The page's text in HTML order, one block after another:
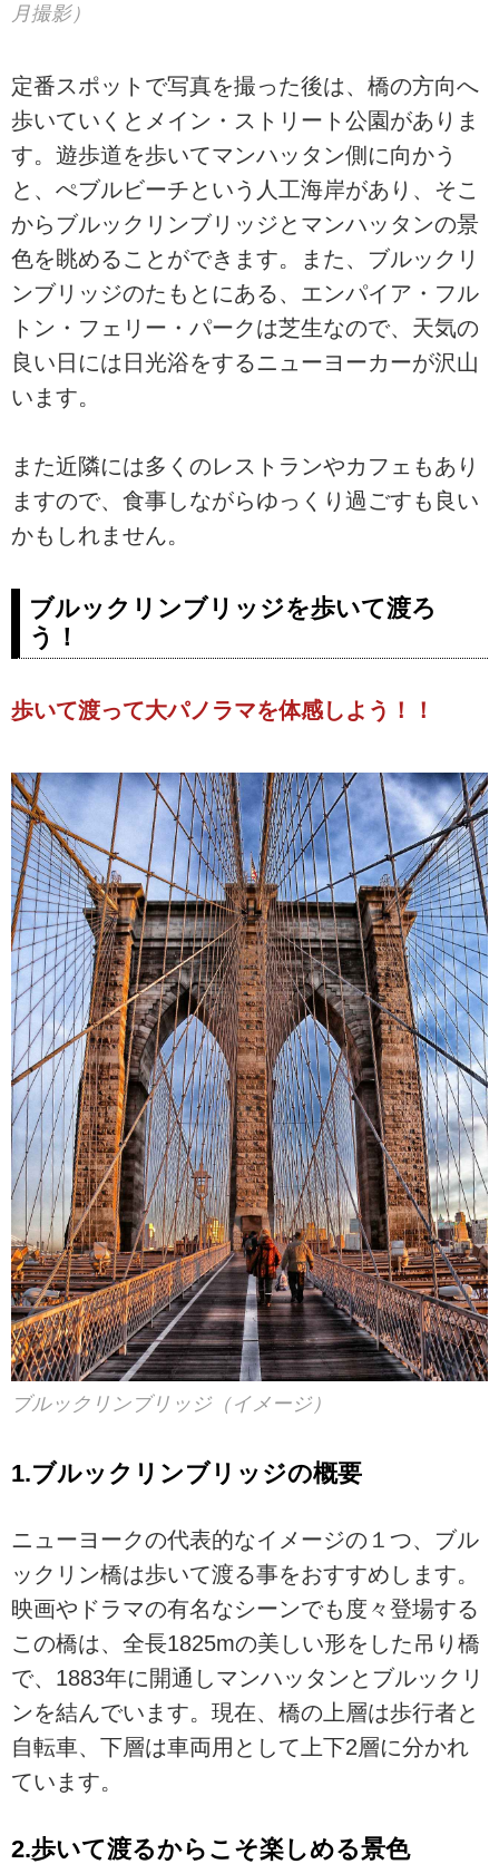
月撮影）
定番スポットで写真を撮った後は、橋の方向へ
歩いていくとメイン・ストリート公園がありま
す。遊歩道を歩いてマンハッタン側に向かう
と、ぺブルビーチという人工海岸があり、そこ
からブルックリンブリッジとマンハッタンの景
色を眺めることができます。また、ブルックリ
ンブリッジのたもとにある、エンパイア・フル
トン・フェリー・パークは芝生なので、天気の
良い日には日光浴をするニューヨーカーが沢山
います。
また近隣には多くのレストランやカフェもあり
ますので、食事しながらゆっくり過ごすも良い
かもしれません。
ブルックリンブリッジを歩いて渡ろ
う！
歩いて渡って大パノラマを体感しよう！！
ブルックリンブリッジ（イメージ）
1.ブルックリンブリッジの概要
ニューヨークの代表的なイメージの１つ、ブル
ックリン橋は歩いて渡る事をおすすめします。
映画やドラマの有名なシーンでも度々登場する
この橋は、全長1825mの美しい形をした吊り橋
で、1883年に開通しマンハッタンとブルックリ
ンを結んでいます。現在、橋の上層は歩行者と
自転車、下層は車両用として上下2層に分かれ
ています。
2.歩いて渡るからこそ楽しめる景色